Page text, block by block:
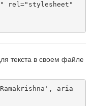
" rel="stylesheet"
текста в своем файле